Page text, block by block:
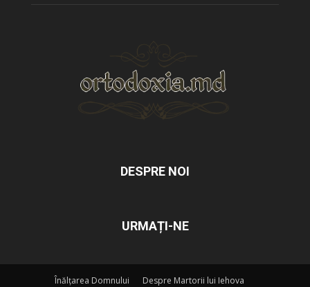
DESPRE NOI
URMAȚI-NE
Înălțarea Domnului Despre Martorii lui Iehova